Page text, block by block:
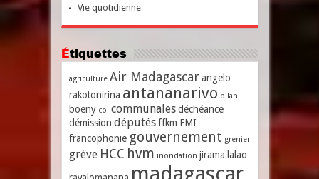
Vie quotidienne
Étiquettes
agriculture Air Madagascar angelo
rakotonirina antananarivo bilan
boeny coi communales déchéance
démission députés ffkm FMI
francophonie gouvernement grenier
grève HCC hvm inondation jirama lalao
madagascar